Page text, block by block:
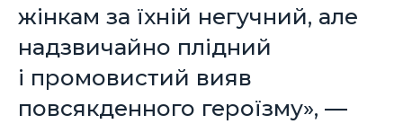
жінкам за їхній негучний, але
надзвичайно плідний
і промовистий вияв
повсякденного героїзму», —